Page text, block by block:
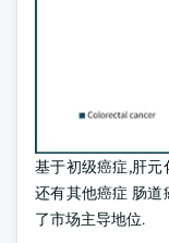
基于初级癌症,肝元
还有其他癌症 肠道
了市场主导地位.